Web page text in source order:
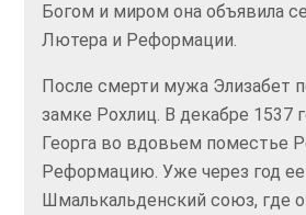
Богом и миром она объявила
Лютера и Реформации.
После смерти мужа Элизабет
замке Рохлиц. В декабре 1537
Георга во вдовьем поместье
Реформацию. Уже через год ее
Шмалькальденский союз, где